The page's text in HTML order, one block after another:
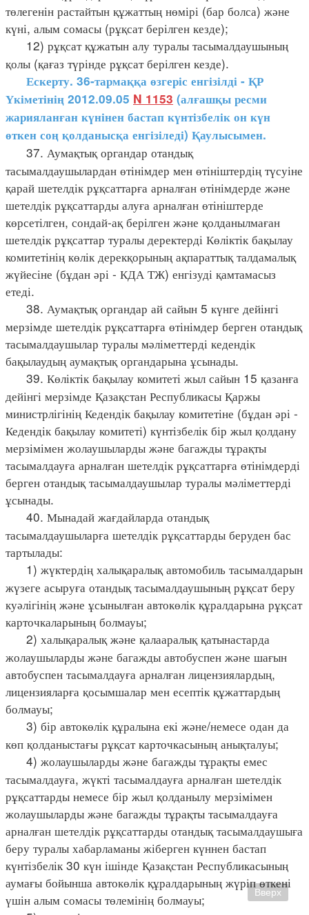
төлегенін растайтын құжаттың нөмірі (бар болса) және
күні, алым сомасы (рұқсат берілген кезде);
12) рұқсат құжатын алу туралы тасымалдаушының
қолы (қағаз түрінде рұқсат берілген кезде).
Ескерту. 36-тармаққа өзгеріс енгізілді - ҚР
Үкіметінің 2012.09.05 N 1153 (алғашқы ресми
жарияланған күнінен бастап күнтізбелік он күн
өткен соң қолданысқа енгізіледі) Қаулысымен.
37. Аумақтық органдар отандық
тасымалдаушылардан өтінімдер мен өтініштердің түсуіне
қарай шетелдік рұқсаттарға арналған өтінімдерде және
шетелдік рұқсаттарды алуға арналған өтініштерде
көрсетілген, сондай-ақ берілген және қолданылмаған
шетелдік рұқсаттар туралы деректерді Көліктік бақылау
комитетінің көлік дерекқорының ақпараттық талдамалық
жүйесіне (бұдан әрі - КДА ТЖ) енгізуді қамтамасыз
етеді.
38. Аумақтық органдар ай сайын 5 күнге дейінгі
мерзімде шетелдік рұқсаттарға өтінімдер берген отандық
тасымалдаушылар туралы мәліметтерді кедендік
бақылаудың аумақтық органдарына ұсынады.
39. Көліктік бақылау комитеті жыл сайын 15 қазанға
дейінгі мерзімде Қазақстан Республикасы Қаржы
министрлігінің Кедендік бақылау комитетіне (бұдан әрі -
Кедендік бақылау комитеті) күнтізбелік бір жыл қолдану
мерзімімен жолаушыларды және багажды тұрақты
тасымалдауға арналған шетелдік рұқсаттарға өтінімдерді
берген отандық тасымалдаушылар туралы мәліметтерді
ұсынады.
40. Мынадай жағдайларда отандық
тасымалдаушыларға шетелдік рұқсаттарды беруден бас
тартылады:
1) жүктердің халықаралық автомобиль тасымалдарын
жүзеге асыруға отандық тасымалдаушының рұқсат беру
куәлігінің және ұсынылған автокөлік құралдарына рұқсат
карточкаларының болмауы;
2) халықаралық және қалааралық қатынастарда
жолаушыларды және багажды автобуспен және шағын
автобуспен тасымалдауға арналған лицензиялардың,
лицензияларға қосымшалар мен есептік құжаттардың
болмауы;
3) бір автокөлік құралына екі және/немесе одан да
көп қолданыстағы рұқсат карточкасының анықталуы;
4) жолаушыларды және багажды тұрақты емес
тасымалдауға, жүкті тасымалдауға арналған шетелдік
рұқсаттарды немесе бір жыл қолданылу мерзімімен
жолаушыларды және багажды тұрақты тасымалдауға
арналған шетелдік рұқсаттарды отандық тасымалдаушыға
беру туралы хабарламаны жіберген күннен бастап
күнтізбелік 30 күн ішінде Қазақстан Республикасының
аумағы бойынша автокөлік құралдарының жүріп өткені
үшін алым сомасы төлемінің болмауы;
Вверх